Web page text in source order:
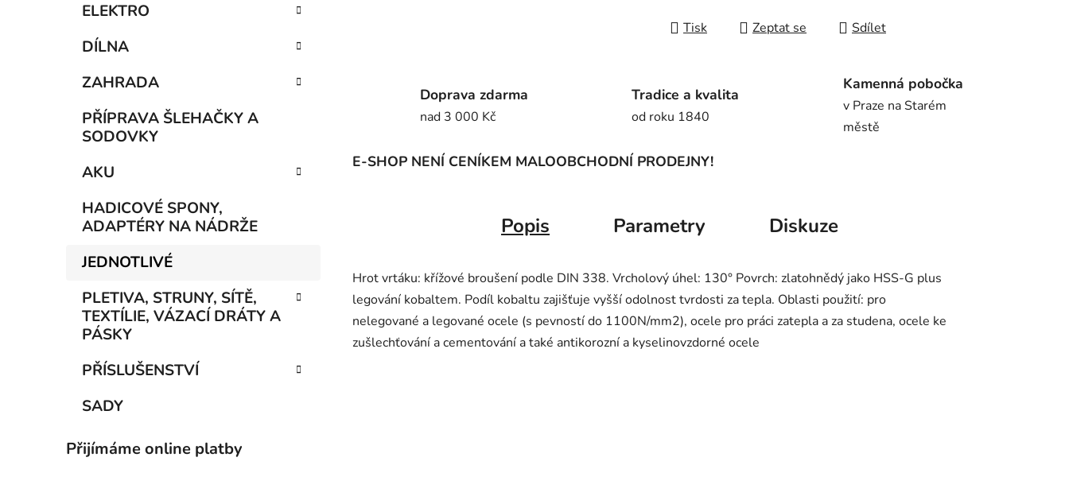
ELEKTRO
DÍLNA
ZAHRADA
PŘÍPRAVA ŠLEHAČKY A
SODOVKY
AKU
HADICOVÉ SPONY,
ADAPTÉRY NA NÁDRŽE
JEDNOTLIVÉ
PLETIVA, STRUNY, SÍTĚ,
TEXTÍLIE, VÁZACÍ DRÁTY A
PÁSKY
PŘÍSLUŠENSTVÍ
SADY
Přijímáme online platby
Tisk Zeptat se Sdílet
Doprava zdarma
nad 3 000 Kč
Tradice a kvalita
od roku 1840
Kamenná pobočka
v Praze na Starém
městě
E-SHOP NENÍ CENÍKEM MALOOBCHODNÍ PRODEJNY!
Popis Parametry Diskuze
Hrot vrtáku: křížové broušení podle DIN 338. Vrcholový úhel: 130° Povrch: zlatohnědý jako HSS-G plus
legování kobaltem. Podíl kobaltu zajišťuje vyšší odolnost tvrdosti za tepla. Oblasti použití: pro
nelegované a legované ocele (s pevností do 1100N/mm2), ocele pro práci zatepla a za studena, ocele ke
zušlechťování a cementování a také antikorozní a kyselinovzdorné ocele